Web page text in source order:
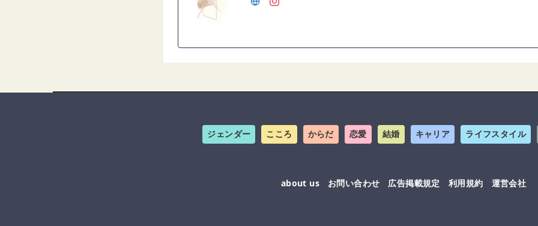
ジェンダー こころ からだ 恋愛 結婚 キャリア ライフスタイル
about us お問い合わせ 広告掲載規定 利用規約 運営会社